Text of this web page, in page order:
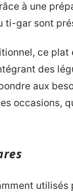
à une
ti-gar sont
ce plat
des
aux
occasions,